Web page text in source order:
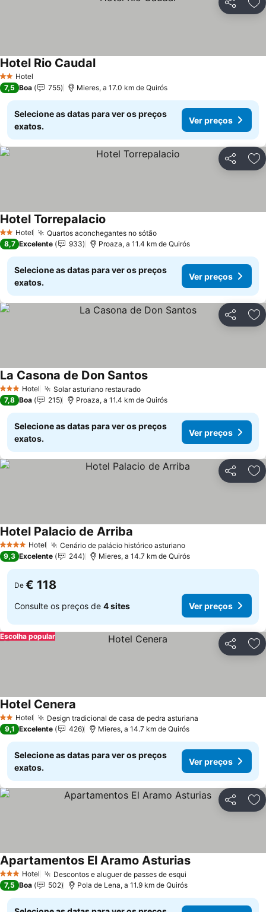
Partilhar
2 Estrelas
Hotel
Hotel Rio CaudalVer preços
7,5 Boa 755 Mieres, a 17.0 km de Quirós
Selecione as datas para ver os preços
exatos.
Ver preços
Partilhar
2 Estrelas
Hotel Quartos aconchegantes no sótãoVer preços
Hotel Torrepalacio
8,7 Excelente 933 Proaza, a 11.4 km de Quirós
Selecione as datas para ver os preços
exatos.
Ver preços
Partilhar
3 EstrelasHotel Solar asturiano restauradoVer preços
La Casona de Don SantosVer preços
7,8 Boa 215 Proaza, a 11.4 km de Quirós
Selecione as datas para ver os preços
exatos.
Ver preços
Partilhar
4 EstrelasHotel Cenário de palácio histórico asturianoVer preços
Hotel Palacio de Arriba
9,3 Excelente 244 Mieres, a 14.7 km de Quirós
De € 118
Consulte os preços de 4 sites Ver preços
Partilhar
Escolha popular
2 Estrelas
Hotel Design tradicional de casa de pedra asturiana
Hotel Cenera
9,1 Excelente 426 Mieres, a 14.7 km de Quirós
Selecione as datas para ver os preços
exatos.
Ver preços
Partilhar
3 EstrelasHotel Descontos e aluguer de passes de esqui
Apartamentos El Aramo AsturiasVer preços
7,5 Boa 502 Pola de Lena, a 11.9 km de Quirós